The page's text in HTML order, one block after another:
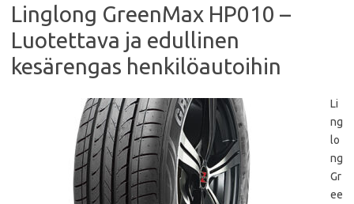
Linglong GreenMax HP010 –
Luotettava ja edullinen
kesärengas henkilöautoihin​
Li
ng
lo
ng
Gr
ee